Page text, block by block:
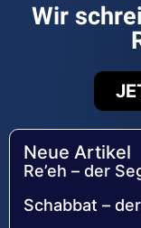
Wir
Neue Artikel
Re’eh – der
Schabbat –